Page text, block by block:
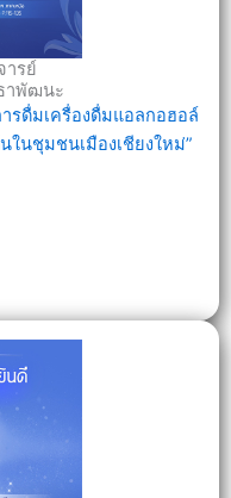
ารย์
าพัฒนะ
รดื่มเครื่องดื่มแอลกอฮอล์
นชุมชนเมืองเชียงใหม่”